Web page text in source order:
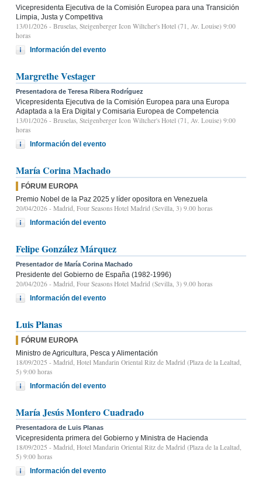
Vicepresidenta Ejecutiva de la Comisión Europea para una Transición
Limpia, Justa y Competitiva
13/01/2026 - Bruselas, Steigenberger Icon Wiltcher's Hotel (71, Av. Louise) 9:00
horas
Información del evento
Margrethe Vestager
Presentadora de Teresa Ribera Rodríguez
Vicepresidenta Ejecutiva de la Comisión Europea para una Europa
Adaptada a la Era Digital y Comisaria Europea de Competencia
13/01/2026 - Bruselas, Steigenberger Icon Wiltcher's Hotel (71, Av. Louise) 9:00
horas
Información del evento
María Corina Machado
FÓRUM EUROPA
Premio Nobel de la Paz 2025 y líder opositora en Venezuela
20/04/2026 - Madrid, Four Seasons Hotel Madrid (Sevilla, 3) 9.00 horas
Información del evento
Felipe González Márquez
Presentador de María Corina Machado
Presidente del Gobierno de España (1982-1996)
20/04/2026 - Madrid, Four Seasons Hotel Madrid (Sevilla, 3) 9.00 horas
Información del evento
Luis Planas
FÓRUM EUROPA
Ministro de Agricultura, Pesca y Alimentación
18/09/2025 - Madrid, Hotel Mandarin Oriental Ritz de Madrid (Plaza de la Lealtad,
5) 9:00 horas
Información del evento
María Jesús Montero Cuadrado
Presentadora de Luis Planas
Vicepresidenta primera del Gobierno y Ministra de Hacienda
18/09/2025 - Madrid, Hotel Mandarin Oriental Ritz de Madrid (Plaza de la Lealtad,
5) 9:00 horas
Información del evento